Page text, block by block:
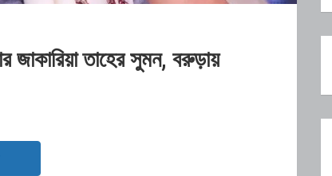
জাকারিয়া তাহের সুমন, বরুড়ায়